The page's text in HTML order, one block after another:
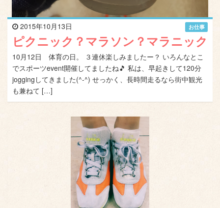
2015年10月13日 お仕事
ピクニック？マラソン？マラニック
10月12日 体育の日。 ３連休楽しみましたー？ いろんなとこ
でスポーツevent開催してましたね🎵 私は、早起きして120分
joggingしてきました(^-^) せっかく、長時間走るなら街中観光
も兼ねて […]